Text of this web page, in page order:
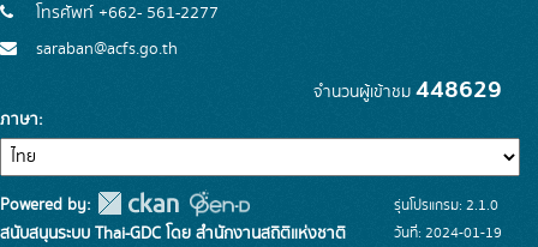
โทรศัพท์ +662- 561-2277
saraban@acfs.go.th
จำนวนผู้เข้าชม 448629
ภาษา
Powered by:
สนับสนุนระบบ Thai-GDC โดย สำนักงานสถิติแห่งชาติ
รุ่นโปรแกรม: 2.1.0
วันที่: 2024-01-19